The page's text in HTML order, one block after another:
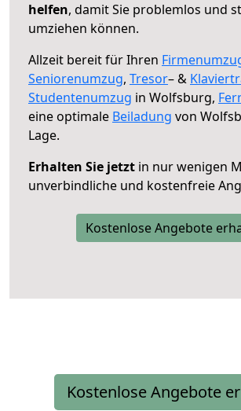
helfen, damit Sie problemlos und
umziehen können.
Allzeit bereit für Ihren
Seniorenumzug, Tresor– &
Studentenumzug in Wolfsburg,
eine optimale Beiladung von
Lage.
Erhalten Sie jetzt in nur wenigen
unverbindliche und kostenfreie
Kostenlose Angebote
Kostenlose Angebote